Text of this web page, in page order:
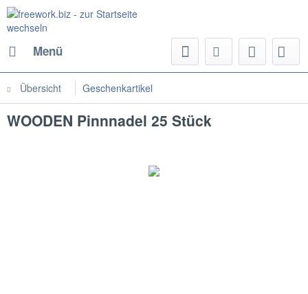
Menü
Übersicht Geschenkartikel
WOODEN Pinnnadel 25 Stück